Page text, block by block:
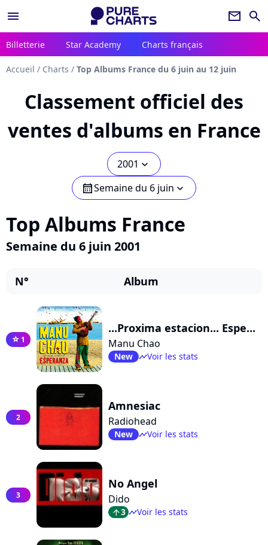
menu newsletter search
Billetterie Star Academy Charts français
Accueil / Charts / Top Albums France du 6 juin au 12 juin
Classement officiel des
ventes d'albums en France
2001 chevron_bot
calendarSemaine du 6 juin chevron_bot
Top Albums France
Semaine du 6 juin 2001
N° Album
star 1
...Proxima estacion... Espe...
Manu Chao
New timelineVoir les stats
2
Amnesiac
Radiohead
New timelineVoir les stats
3
No Angel
Dido
arrow_top3 timelineVoir les stats